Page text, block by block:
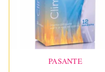
PASANTE